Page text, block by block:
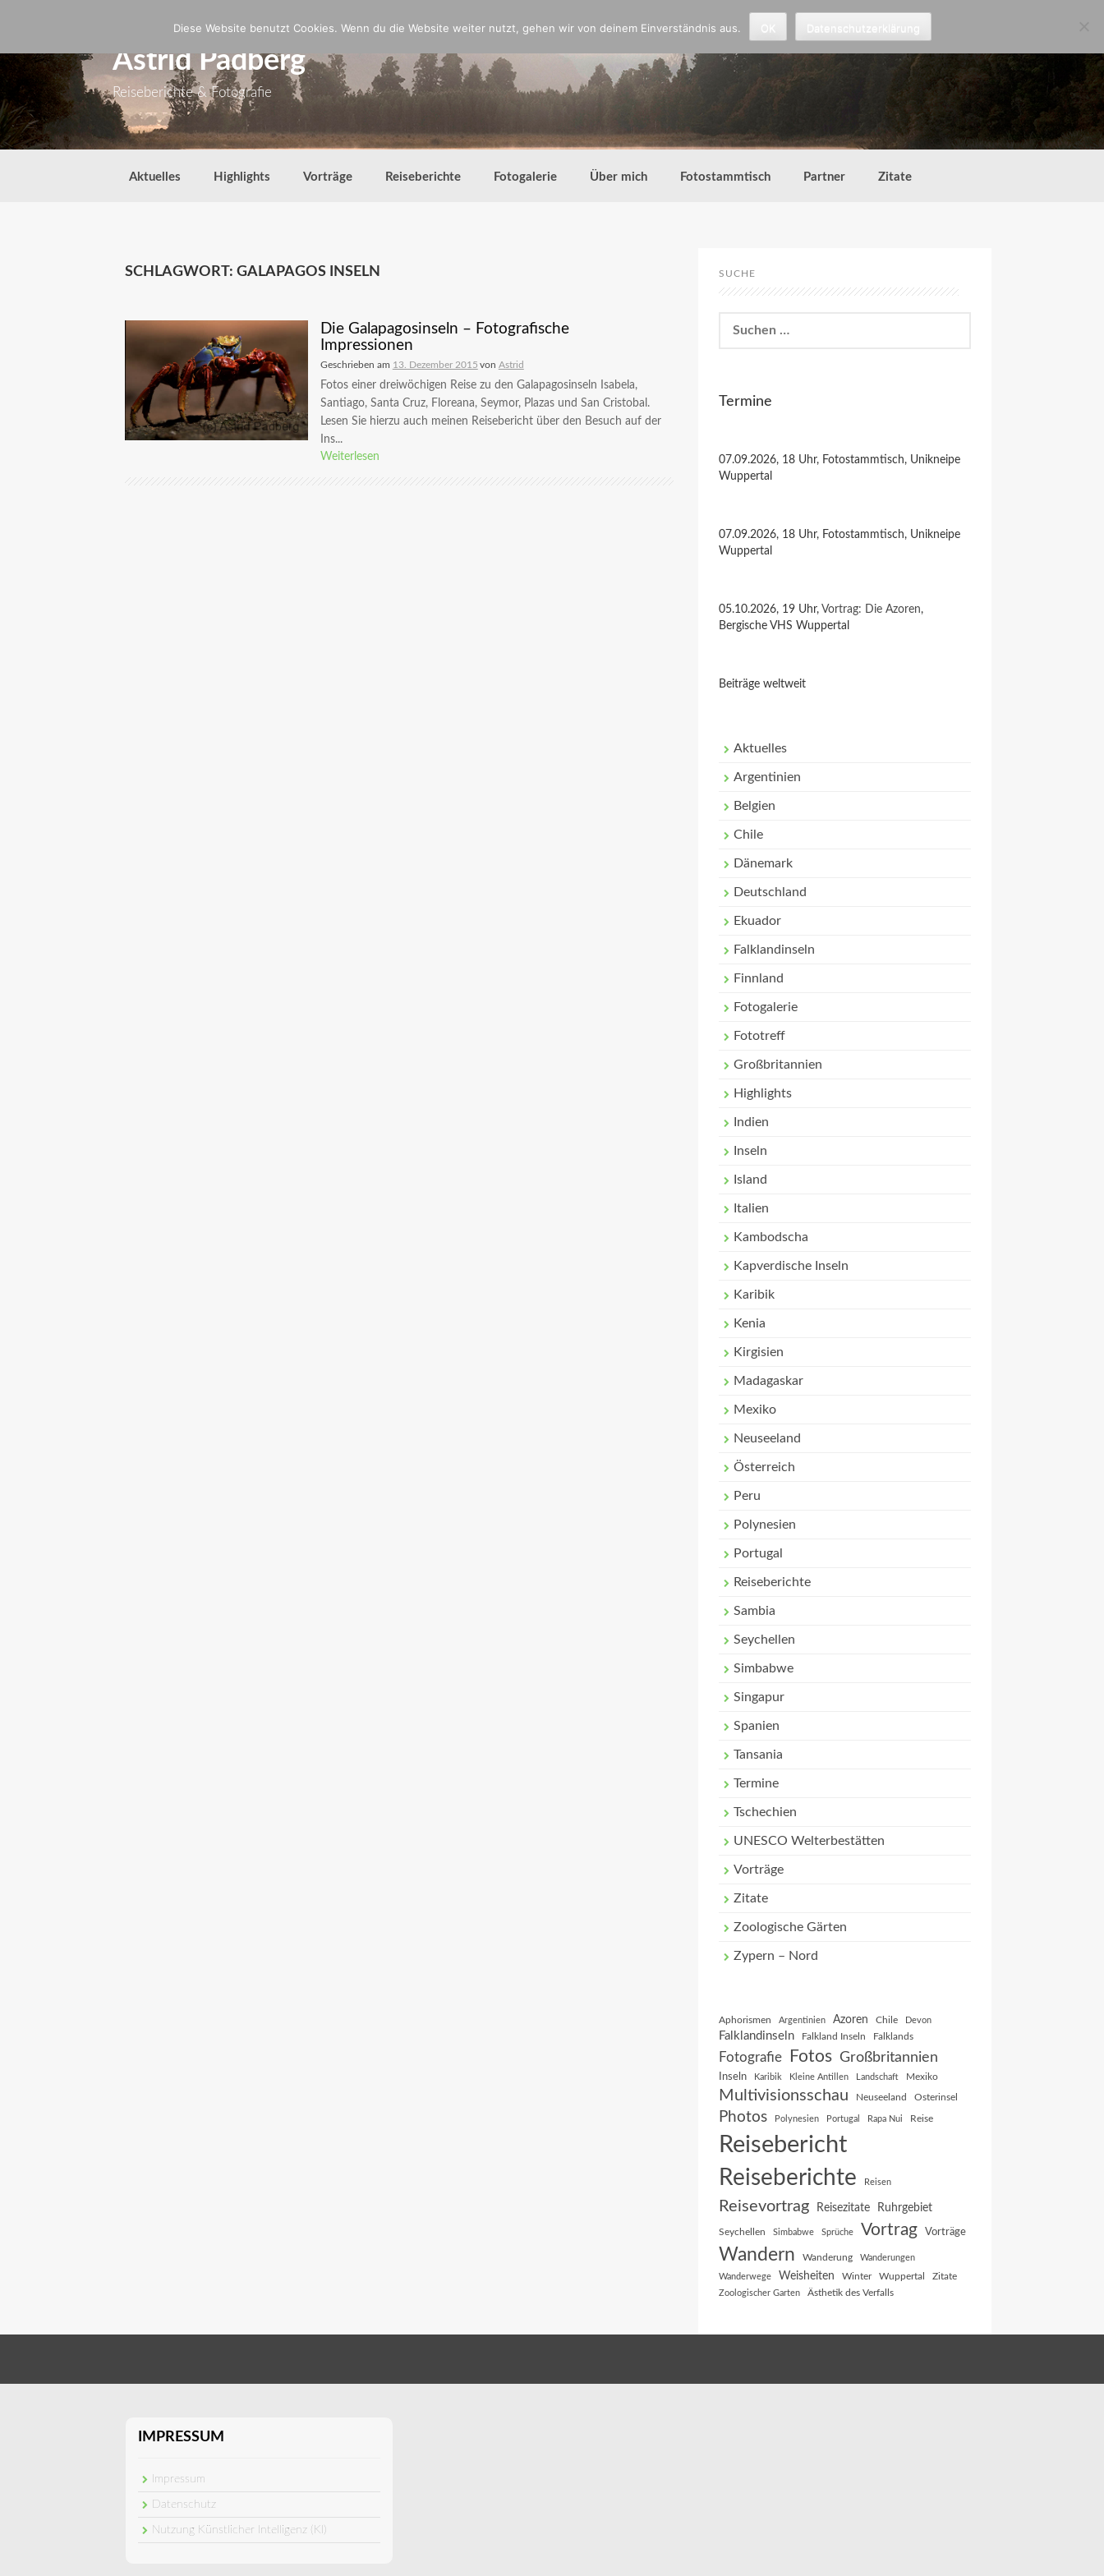
Astrid Padberg
Reiseberichte & Fotografie
Aktuelles Highlights Vorträge Reiseberichte Fotogalerie Über mich Fotostammtisch Partner Zitate
SCHLAGWORT: GALAPAGOS INSELN
Die Galapagosinseln – Fotografische
Impressionen
Geschrieben am 13. Dezember 2015 von Astrid
Fotos einer dreiwöchigen Reise zu den Galapagosinseln Isabela,
Santiago, Santa Cruz, Floreana, Seymor, Plazas und San Cristobal.
Lesen Sie hierzu auch meinen Reisebericht über den Besuch auf der
Ins...
Weiterlesen
SUCHE
nach:
Termine
07.09.2026, 18 Uhr, Fotostammtisch, Unikneipe
Wuppertal
07.09.2026, 18 Uhr, Fotostammtisch, Unikneipe
Wuppertal
05.10.2026, 19 Uhr, Vortrag: Die Azoren,
Bergische VHS Wuppertal
Beiträge weltweit
Aktuelles
Argentinien
Belgien
Chile
Dänemark
Deutschland
Ekuador
Falklandinseln
Finnland
Fotogalerie
Fototreff
Großbritannien
Highlights
Indien
Inseln
Island
Italien
Kambodscha
Kapverdische Inseln
Karibik
Kenia
Kirgisien
Madagaskar
Mexiko
Neuseeland
Österreich
Peru
Polynesien
Portugal
Reiseberichte
Sambia
Seychellen
Simbabwe
Singapur
Spanien
Tansania
Termine
Tschechien
UNESCO Welterbestätten
Vorträge
Zitate
Zoologische Gärten
Zypern – Nord
Aphorismen Argentinien Azoren Chile Devon
Falklandinseln Falkland Inseln Falklands
Fotografie Fotos Großbritannien
Inseln Karibik Kleine Antillen Landschaft Mexiko
Multivisionsschau Neuseeland Osterinsel
Photos Polynesien Portugal Rapa Nui Reise
Reisebericht
Reiseberichte Reisen
Reisevortrag Reisezitate Ruhrgebiet
Seychellen Simbabwe Sprüche Vortrag Vorträge
Wandern Wanderung Wanderungen
Wanderwege Weisheiten Winter Wuppertal Zitate
Zoologischer Garten Ästhetik des Verfalls
IMPRESSUM
Impressum
Datenschutz
Nutzung Künstlicher Intelligenz (KI)
Diese Website benutzt Cookies. Wenn du die Website weiter nutzt, gehen wir von deinem Einverständnis aus.